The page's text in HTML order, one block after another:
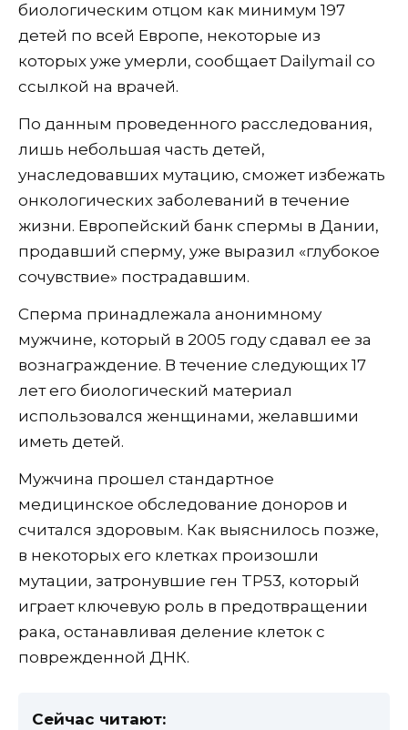
биологическим отцом как минимум 197
детей по всей Европе, некоторые из
которых уже умерли, сообщает Dailymail со
ссылкой на врачей.
По данным проведенного расследования,
лишь небольшая часть детей,
унаследовавших мутацию, сможет избежать
онкологических заболеваний в течение
жизни. Европейский банк спермы в Дании,
продавший сперму, уже выразил «глубокое
сочувствие» пострадавшим.
Сперма принадлежала анонимному
мужчине, который в 2005 году сдавал ее за
вознаграждение. В течение следующих 17
лет его биологический материал
использовался женщинами, желавшими
иметь детей.
Мужчина прошел стандартное
медицинское обследование доноров и
считался здоровым. Как выяснилось позже,
в некоторых его клетках произошли
мутации, затронувшие ген TP53, который
играет ключевую роль в предотвращении
рака, останавливая деление клеток с
поврежденной ДНК.
Сейчас читают: